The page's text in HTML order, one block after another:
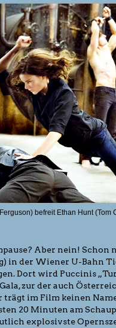
befreit Ethan Hunt (Tom
Aber nein! Schon
in der Wiener U-Bahn
Dort wird Puccinis
zur der auch
trägt im Film keinen
20 Minuten am
explosivste